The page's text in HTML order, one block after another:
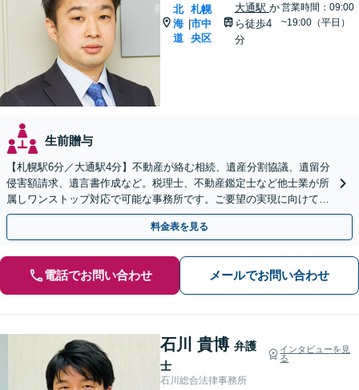
北
海
道
|
札幌
市中
央区
大通駅 か
ら徒歩4
分
営業時間：09:00
~19:00（平日）
生前贈与
【札幌駅6分／大通駅4分】不動産が絡む相続、遺産分割協議、遺留分
侵害額請求、遺言書作成など。税理士、不動産鑑定士など他士業が所
属しワンストップ対応で可能な事務所です。ご要望の実現に向けて、
複数の解決策をご提案いたします【初回相談無料】
料金表を見る
電話でお問い合わせ メールでお問い合わせ
石川 貴博 弁護
士
インタビューを見
る
石川総合法律事務所